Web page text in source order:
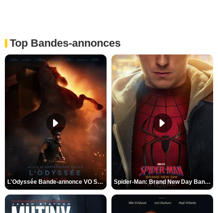
Top Bandes-annonces
L'Odyssée Bande-annonce VO STFR Spider-Man: Brand New Day Bande-annonce VO STFR